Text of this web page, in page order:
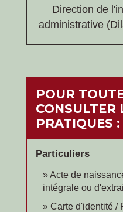
Direction de
administrative
POUR
CONSULTER
PRATIQUES :
Particuliers
Acte de
intégrale ou
Carte d'identité /